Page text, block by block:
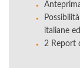
italiane
2 Report